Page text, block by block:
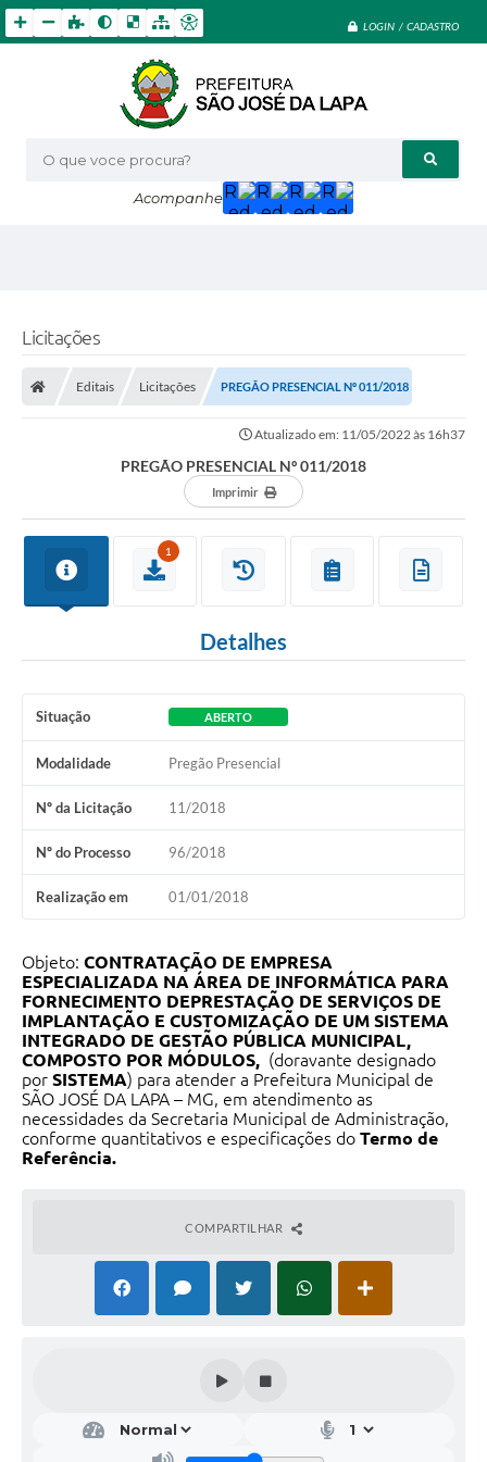
LOGIN / CADASTRO
O que voce procura?
Acompanhe
Licitações
Editais Licitações PREGÃO PRESENCIAL Nº 011/2018
Atualizado em: 11/05/2022 às 16h37
PREGÃO PRESENCIAL Nº 011/2018
Imprimir
1
Detalhes
Situação ABERTO
Modalidade Pregão Presencial
Nº da Licitação 11/2018
Nº do Processo 96/2018
Realização em 01/01/2018
Objeto: CONTRATAÇÃO DE EMPRESA
ESPECIALIZADA NA ÁREA DE INFORMÁTICA PARA
FORNECIMENTO DEPRESTAÇÃO DE SERVIÇOS DE
IMPLANTAÇÃO E CUSTOMIZAÇÃO DE UM SISTEMA
INTEGRADO DE GESTÃO PÚBLICA MUNICIPAL,
COMPOSTO POR MÓDULOS, (doravante designado
por SISTEMA) para atender a Prefeitura Municipal de
SÃO JOSÉ DA LAPA – MG, em atendimento as
necessidades da Secretaria Municipal de Administração,
conforme quantitativos e especificações do Termo de
Referência.
COMPARTILHAR